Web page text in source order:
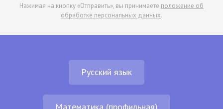
Нажимая на кнопку «Отправить», вы принимаете положение об
обработке персональных данных.
Русский язык
Математика (профильная)